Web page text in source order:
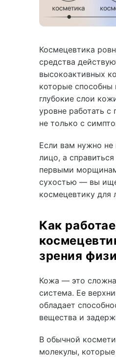
Космецевтика
средства
высокоактивных
которые способны
глубокие слои
уровне работать
не только с
Если вам нужно не
лицо, а
первыми
сухостью — вы
космецевтику для
Как
зрения
Кожа — это
система. Ее
обладает
вещества и
В обычной
молекулы,